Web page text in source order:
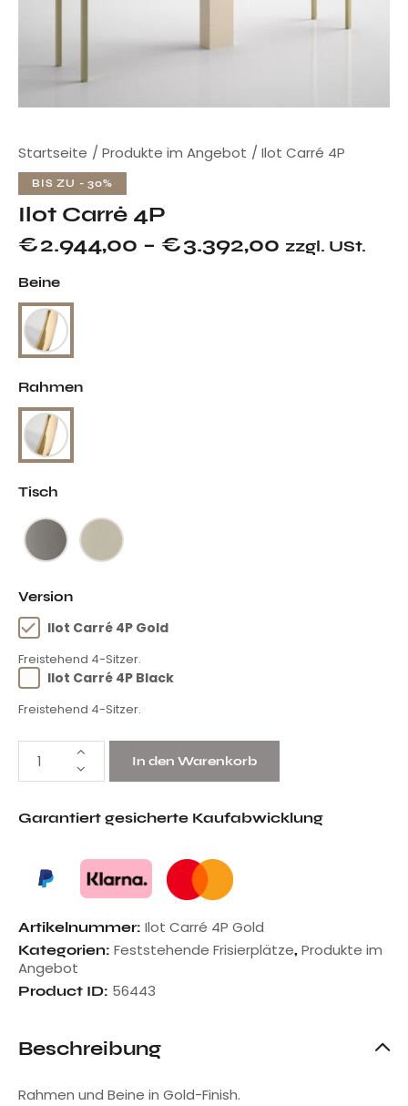
Startseite Produkte im Angebot Ilot Carré 4P
BIS ZU - 30%
Ilot Carré 4P
€2.944,00 – €3.392,00 zzgl. USt.
Beine
Rahmen
Tisch
Version
Ilot Carré 4P Gold
Freistehend 4-Sitzer.
Ilot Carré 4P Black
Freistehend 4-Sitzer.
In den Warenkorb
Garantiert gesicherte Kaufabwicklung
Artikelnummer: Ilot Carré 4P Gold
Kategorien: Feststehende Frisierplätze, Produkte im
Angebot
Product ID: 56443
Beschreibung
Rahmen und Beine in Gold-Finish.